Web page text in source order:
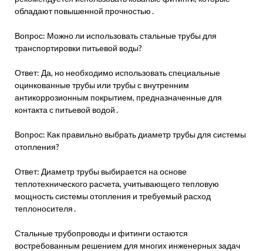
обладают повышенной прочностью․
Вопрос: Можно ли использовать стальные трубы для
транспортировки питьевой воды?
Ответ: Да, но необходимо использовать специальные
оцинкованные трубы или трубы с внутренним
антикоррозионным покрытием, предназначенные для
контакта с питьевой водой․
Вопрос: Как правильно выбрать диаметр трубы для системы
отопления?
Ответ: Диаметр трубы выбирается на основе
теплотехнического расчета, учитывающего тепловую
мощность системы отопления и требуемый расход
теплоносителя․
Стальные трубопроводы и фитинги остаются
востребованным решением для многих инженерных задач